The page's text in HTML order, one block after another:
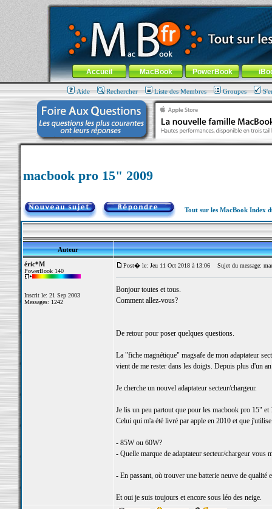
MacBook-fr.com : 100% Apple... 100% nomade !
Aller au contenu-Aller au menu général-Aller au menu de
Menu général
Accueil MacBook PowerBook
Aide Rechercher Liste des Membres Groupes
macbook pro 15" 2009
Tout sur les MacBook Index
Auteur
éric*M
PowerBook 140
Inscrit le: 21 Sep 2003
Messages: 1242
Post� le: Jeu 11 Oct 2018 à 13:06 Sujet du message:
Bonjour toutes et tous.
Comment allez-vous?
De retour pour poser quelques questions.
La "fiche magnétique" magsafe de mon adaptateur
vient de me rester dans les doigts. Depuis plus d'un
Je cherche un nouvel adaptateur secteur/chargeur.
Je lis un peu partout que pour les macbook pro 15"
Celui qui m'a été livré par apple en 2010 et que
- 85W ou 60W?
- Quelle marque de adaptateur secteur/chargeur vous
- En passant, où trouver une batterie neuve de qualité
Et oui je suis toujours et encore sous léo des neige.